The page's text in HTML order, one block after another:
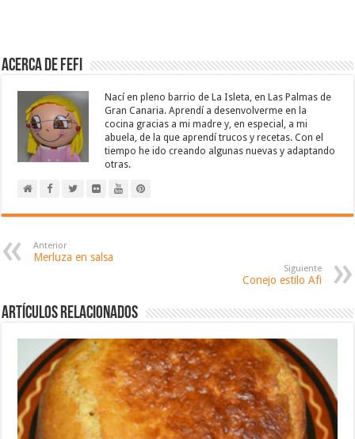
Acerca de Fefi
Nací en pleno barrio de La Isleta, en Las Palmas de
Gran Canaria. Aprendí a desenvolverme en la
cocina gracias a mi madre y, en especial, a mi
abuela, de la que aprendí trucos y recetas. Con el
tiempo he ido creando algunas nuevas y adaptando
otras.
Anterior
Merluza en salsa
Siguiente
Conejo estilo Afi
Artículos relacionados